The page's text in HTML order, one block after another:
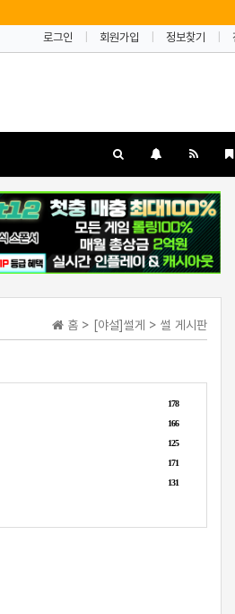
로그인 회원가입 정보찾기
홈 > [야설]썰게 > 썰 게시판
178
166
125
171
131